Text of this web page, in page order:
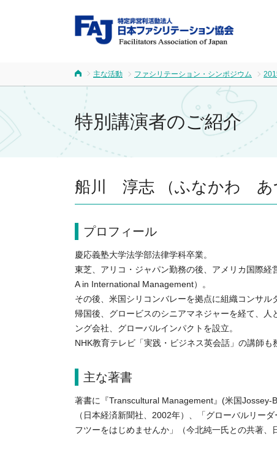
主な活動 ファシリテーション・シンポジウム
特別講演者のご紹介
船川 淳志 （ふなかわ あ
プロフィール
慶応義塾大学法学部法律学科卒業。
東芝、アリコ・ジャパン勤務の後、アメリカ国際
A in International Management）。
その後、米国シリコンバレーを拠点に組織コンサル
帰国後、グロービスのシニアマネジャーを経て、
ング会社、グローバルインパクトを設立。
NHK教育テレビ「実践・ビジネス英会話」の講師も
主な著書
著書に『Transcultural Management』(米国Jossey-
（日本経済新聞社、2002年）、「グローバルリー
フツーをはじめませんか」（今北純一氏との共著、